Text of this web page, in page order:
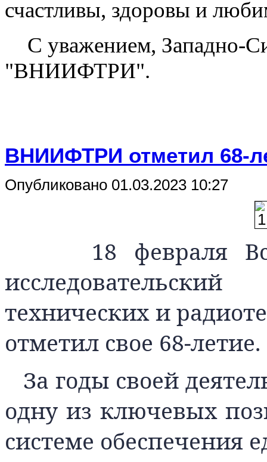
счастливы, здоровы и
С уважением, Западно-
"ВНИИФТРИ".
ВНИИФТРИ отметил 68-
Опубликовано 01.03.2023 10:27
18 февраля
технических и
отметил свое 68-летие.
За годы своей
одну из ключевых
системе обеспечения